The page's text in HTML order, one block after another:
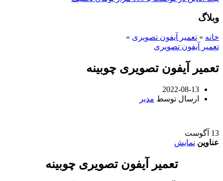
وبلاگ
خانه » تعمیر آیفون تصویری »
تعمیر آیفون تصویری
تعمیر آیفون تصویری چوبینه
2022-08-13
ارسال توسط مدیر
13 آگوست
عناوین نمایش
تعمیر آیفون تصویری چوبینه